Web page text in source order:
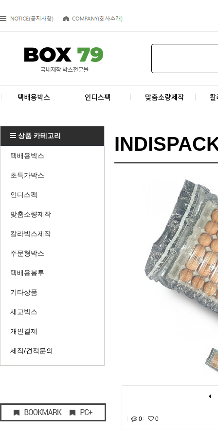
상품 카테고리
택배용박스
초특가박스
인디스팩
맞춤소량제작
칼라박스제작
주문형박스
택배용봉투
기타상품
재고박스
개인결제
제작/견적문의
0 0